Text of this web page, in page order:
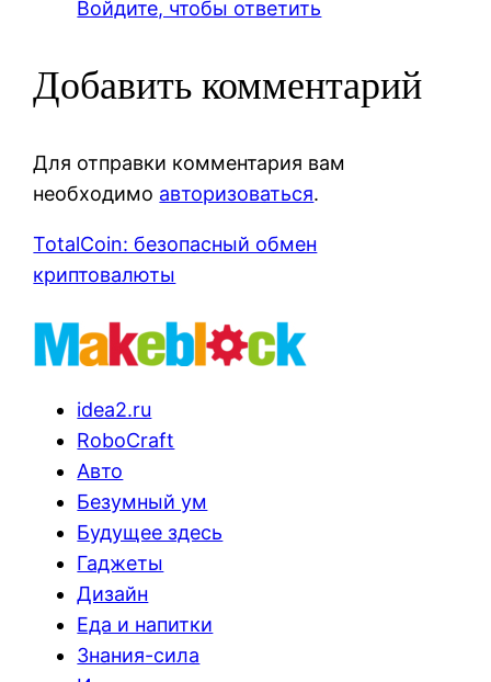
Войдите, чтобы ответить
Добавить комментарий
Для отправки комментария вам
необходимо авторизоваться.
TotalCoin: безопасный обмен
криптовалюты
idea2.ru
RoboCraft
Авто
Безумный ум
Будущее здесь
Гаджеты
Дизайн
Еда и напитки
Знания-сила